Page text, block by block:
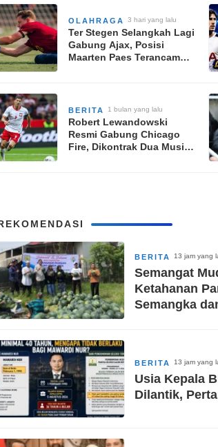
OLAHRAGA 3 hari yang lalu
Ter Stegen Selangkah Lagi
Gabung Ajax, Posisi
Maarten Paes Terancam
BERITA 1 bulan yang lalu
Robert Lewandowski
Resmi Gabung Chicago
Fire, Dikontrak Dua Musim
BERITA 13 jam yang
Semangat
Ketahanan
Semangka
BERITA 13 jam yang
Usia Kepala
Dilantik,